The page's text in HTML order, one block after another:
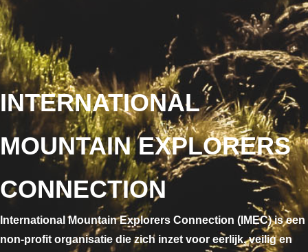
INTERNATIONAL
MOUNTAIN EXPLORERS
CONNECTION
International Mountain Explorers Connection (IMEC) is een
non-profit organisatie die zich inzet voor eerlijk, veilig en